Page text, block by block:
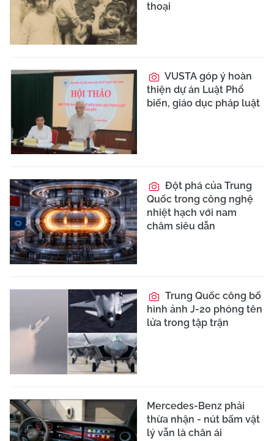
thoại
VUSTA góp ý hoàn
thiện dự án Luật Phổ
biến, giáo dục pháp luật
Đột phá của Trung
Quốc trong công nghệ
nhiệt hạch với nam
châm siêu dẫn
Trung Quốc công bố
hình ảnh J-20 phóng tên
lửa trong tập trận
Mercedes-Benz phải
thừa nhận - nút bấm vật
lý vẫn là chân ái